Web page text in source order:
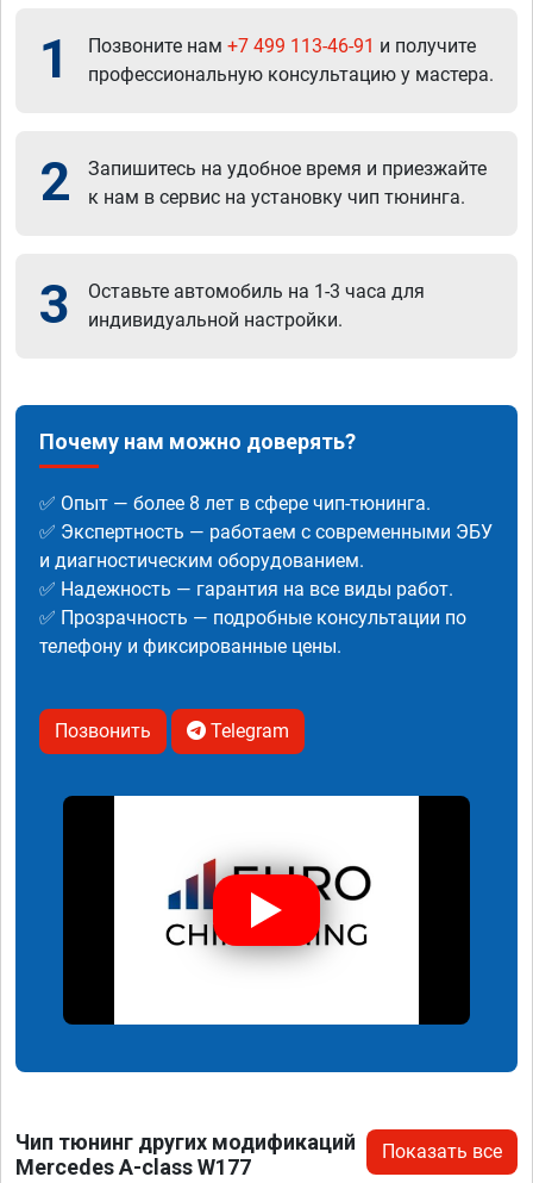
1 Позвоните нам +7 499 113-46-91 и получите
профессиональную консультацию у мастера.
2
Запишитесь на удобное время и приезжайте
к нам в сервис на установку чип тюнинга.
3
Оставьте автомобиль на 1-3 часа для
индивидуальной настройки.
Почему нам можно доверять?
✅ Опыт — более 8 лет в сфере чип-тюнинга.
✅ Экспертность — работаем с современными ЭБУ
и диагностическим оборудованием.
✅ Надежность — гарантия на все виды работ.
✅ Прозрачность — подробные консультации по
телефону и фиксированные цены.
Позвонить Telegram
Чип тюнинг других модификаций
Mercedes A-class W177
Показать все